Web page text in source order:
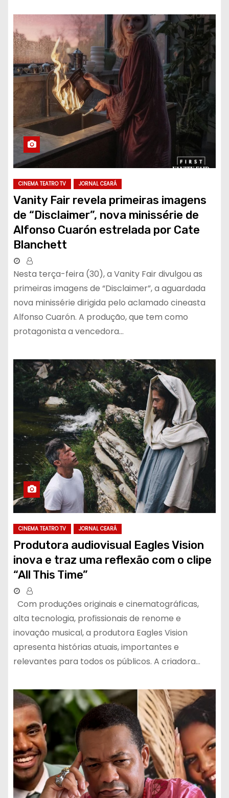
CINEMA TEATRO TV JORNAL CEARÁ
Vanity Fair revela primeiras imagens
de “Disclaimer”, nova minissérie de
Alfonso Cuarón estrelada por Cate
Blanchett
Nesta terça-feira (30), a Vanity Fair divulgou as
primeiras imagens de “Disclaimer”, a aguardada
nova minissérie dirigida pelo aclamado cineasta
Alfonso Cuarón. A produção, que tem como
protagonista a vencedora…
CINEMA TEATRO TV JORNAL CEARÁ
Produtora audiovisual Eagles Vision
inova e traz uma reflexão com o clipe
“All This Time”
Com produções originais e cinematográficas,
alta tecnologia, profissionais de renome e
inovação musical, a produtora Eagles Vision
apresenta histórias atuais, importantes e
relevantes para todos os públicos. A criadora…